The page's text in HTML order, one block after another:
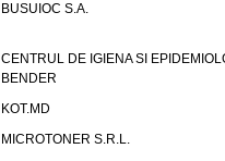
BUSUIOC S.A.
CENTRUL DE IGIENA SI
BENDER
KOT.MD
MICROTONER S.R.L.